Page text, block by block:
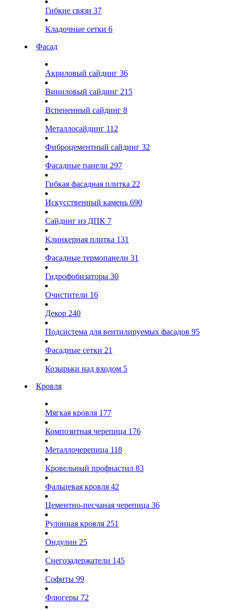
Гибкие связи 37
Кладочные сетки 6
Фасад
Акриловый сайдинг 36
Виниловый сайдинг 215
Вспененный сайдинг 8
Металлосайдинг 112
Фиброцементный сайдинг 32
Фасадные панели 297
Гибкая фасадная плитка 22
Искусственный камень 690
Сайдинг из ДПК 7
Клинкерная плитка 131
Фасадные термопанели 31
Гидрофобизаторы 30
Очистители 16
Декор 240
Подсистема для вентилируемых фасадов 95
Фасадные сетки 21
Козырьки над входом 5
Кровля
Мягкая кровля 177
Композитная черепица 176
Металлочерепица 118
Кровельный профнастил 83
Фальцевая кровля 42
Цементно-песчаная черепица 36
Рулонная кровля 251
Ондулин 25
Снегозадержатели 145
Софиты 99
Флюгеры 72